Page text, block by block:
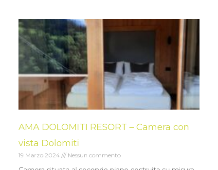
AMA DOLOMITI RESORT – Camera con
vista Dolomiti
19 Marzo 2024 Nessun commento